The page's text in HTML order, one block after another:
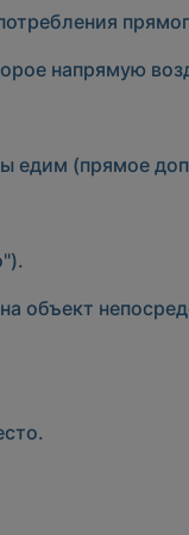
напрямую
едим (прямое
объект